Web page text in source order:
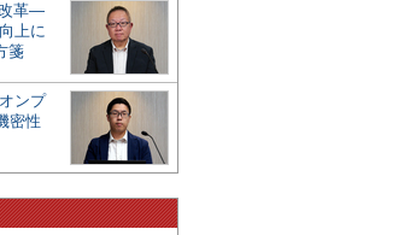
革―
上に
箋
ンプ
密性